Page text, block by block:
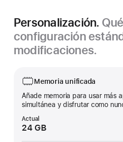
Personalización.
configuración
modificaciones.
Memoria unificada
Añade memoria para usar más
simultánea y disfrutar como
Actual
24 GB